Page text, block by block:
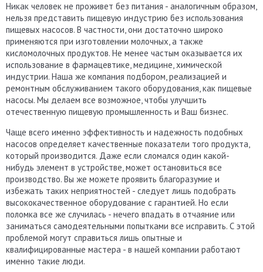
Никак человек не проживет без питания - аналогичным образом,
нельзя представить пищевую индустрию без использования
пищевых насосов. В частности, они достаточно широко
применяются при изготовлении молочных, а также
кисломолочных продуктов. Не менее частым оказывается их
использование в фармацевтике, медицине, химической
индустрии. Наша же компания подбором, реализацией и
ремонтным обслуживанием такого оборудования, как пищевые
насосы. Мы делаем все возможное, чтобы улучшить
отечественную пищевую промышленность и Ваш бизнес.
Чаще всего именно эффективность и надежность подобных
насосов определяет качественные показатели того продукта,
который производится. Даже если сломался один какой-
нибудь элемент в устройстве, может остановиться все
производство. Вы же можете проявить благоразумие и
избежать таких неприятностей - следует лишь подобрать
высококачественное оборудование с гарантией. Но если
поломка все же случилась - нечего впадать в отчаяние или
заниматься самодеятельными попытками все исправить. С этой
проблемой могут справиться лишь опытные и
квалифицированные мастера - в нашей компании работают
именно такие люди.